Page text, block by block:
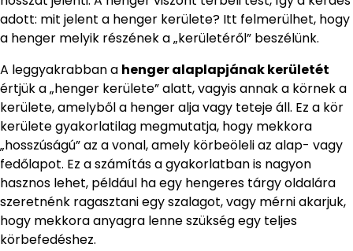
adott: mit jelent a henger kerülete? Itt felmerülhet, hogy
a henger melyik részének a „kerületéről” beszélünk.
A leggyakrabban a henger alaplapjának kerületét
értjük a „henger kerülete” alatt, vagyis annak a körnek a
kerülete, amelyből a henger alja vagy teteje áll. Ez a kör
kerülete gyakorlatilag megmutatja, hogy mekkora
„hosszúságú” az a vonal, amely körbeöleli az alap- vagy
fedőlapot. Ez a számítás a gyakorlatban is nagyon
hasznos lehet, például ha egy hengeres tárgy oldalára
szeretnénk ragasztani egy szalagot, vagy mérni akarjuk,
hogy mekkora anyagra lenne szükség egy teljes
körbefedéshez.